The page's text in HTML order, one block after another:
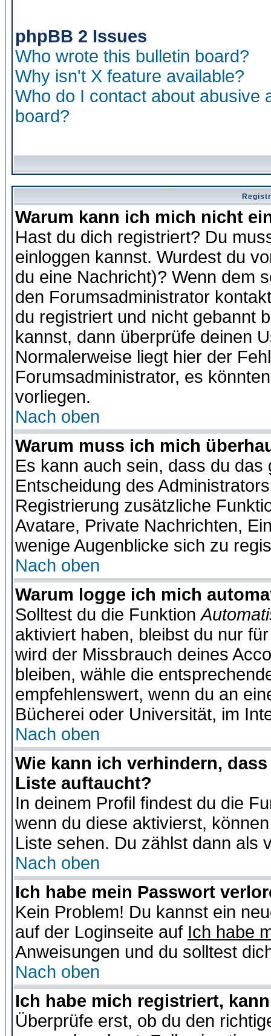
phpBB 2 Issues
Who wrote this bulletin board?
Why isn't X feature available?
Who do I contact about abusive
board?
Warum kann ich mich nicht
Hast du dich registriert? Du
einloggen kannst. Wurdest du
du eine Nachricht)? Wenn dem
den Forumsadministrator
du registriert und nicht gebannt
kannst, dann überprüfe deinen
Normalerweise liegt hier der
Forumsadministrator, es
vorliegen.
Nach oben
Warum muss ich mich
Es kann auch sein, dass du
Entscheidung des
Registrierung zusätzliche
Avatare, Private Nachrichten,
wenige Augenblicke sich zu
Nach oben
Warum logge ich mich
Solltest du die Funktion
aktiviert haben, bleibst du nur
wird der Missbrauch deines
bleiben, wähle die
empfehlenswert, wenn du an
Bücherei oder Universität, im
Nach oben
Wie kann ich verhindern,
Liste auftaucht?
In deinem Profil findest du die
wenn du diese aktivierst,
Liste sehen. Du zählst dann als
Nach oben
Ich habe mein Passwort
Kein Problem! Du kannst ein
auf der Loginseite auf Ich habe
Anweisungen und du solltest
Nach oben
Ich habe mich registriert,
Überprüfe erst, ob du den